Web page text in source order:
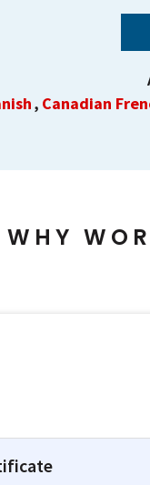
, Canadian
WHY